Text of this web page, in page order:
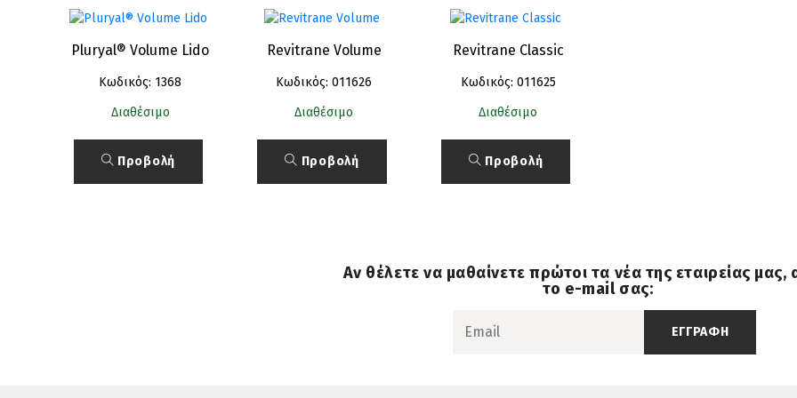
Pluryal® Volume Lido
Κωδικός: 1368
Διαθέσιμο
Προβολή
Revitrane Volume
Κωδικός: 011626
Διαθέσιμο
Προβολή
Revitrane Classic
Κωδικός: 011625
Διαθέσιμο
Προβολή
Αν θέλετε να μαθαίνετε πρώτοι τα νέα της εταιρείας
το e-mail σας:
ΕΓΓΡΑΦΗ